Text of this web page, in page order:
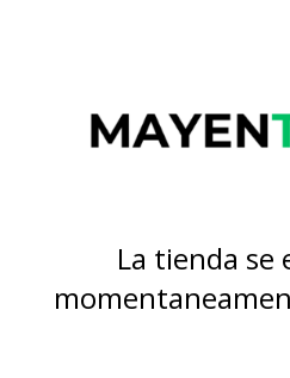
La tienda se